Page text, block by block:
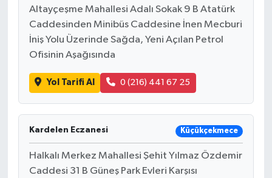
Altayçeşme Mahallesi Adalı Sokak 9 B Atatürk
Caddesinden Minibüs Caddesine İnen Mecburi
İniş Yolu Üzerinde Sağda, Yeni Açılan Petrol
Ofisinin Aşağısında
Yol Tarifi Al 0 (216) 441 67 25
Kardelen Eczanesi Küçükçekmece
Halkalı Merkez Mahallesi Şehit Yılmaz Özdemir
Caddesi 31 B Güneş Park Evleri Karşısı